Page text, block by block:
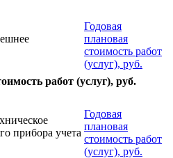
Годовая
плановая
стоимость работ
(услуг), руб.
работ (услуг), руб.
прибора учета
Годовая
плановая
стоимость работ
(услуг), руб.